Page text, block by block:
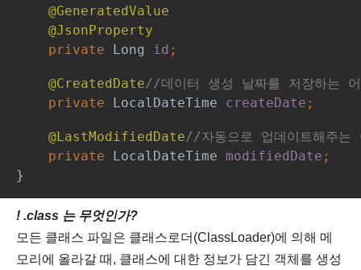
    @GeneratedValue
    @JsonProperty
private Long id ;
@CreatedDate//데이터 생성 날짜를 저장하는 어
private LocalDateTime createDate ;
@LastModifiedDate//자동으로 업데이트해주는
private LocalDateTime modifiedDate ;
}
! .class 는 무엇인가?
모든 클래스 파일은 클래스로더(ClassLoader)에 의해 메
모리에 올라갈 때, 클래스에 대한 정보가 담긴 객체를 생성